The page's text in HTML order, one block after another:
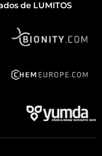
de LUMITOS